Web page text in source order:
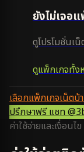
ยังไม่เจอ
ดูโปรโมชั่นเ
ดูแพ็กเกจทั้ง
เลือกแพ็กเกจเน็ตบ้
ปรึกษาฟรี แชท
ค่าใช้จ่ายและเงื่อนไข